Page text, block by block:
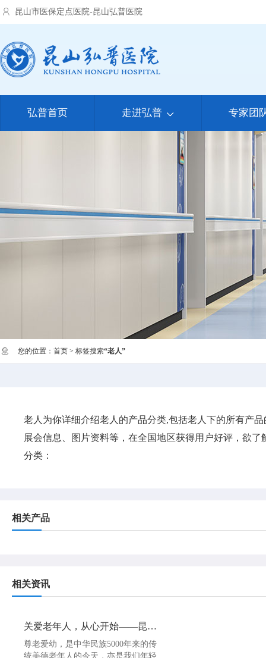
昆山市医保定点医院-昆山弘普医院
弘普首页 走进弘普  专家团
您的位置： 首页 > 标签搜索“老人”
老人 为你详细介绍老人 的产品分类,包括老人 下的所有产
展会信息、图片资料等，在全国地区获得用户好评，欲
分类：
相关产品
相关资讯
关爱老年人，从心开始——昆山弘普医院
尊老爱幼，是中华民族5000年来的传
统美德老年人的今天，亦是我们年轻